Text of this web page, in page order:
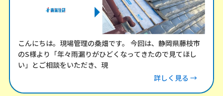
こんにちは。現場管理の桑畑です。 今回は、静岡県藤枝市
のS様より「年々雨漏りがひどくなってきたので見てほし
い」とご相談をいただき、現
詳しく見る →